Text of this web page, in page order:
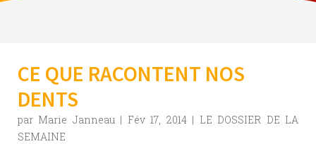
CE QUE RACONTENT NOS
DENTS
par Marie Janneau| Fév 17, 2014| LE DOSSIER DE LA
SEMAINE